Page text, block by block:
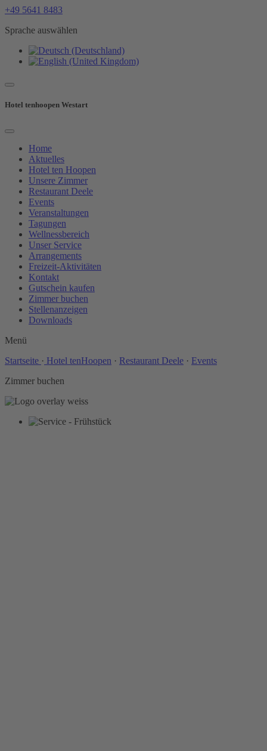
+49 5641 8483
Sprache auswählen
Hotel tenhoopen Westart
Home
Aktuelles
Hotel ten Hoopen
Unsere Zimmer
Restaurant Deele
Events
Veranstaltungen
Tagungen
Wellnessbereich
Unser Service
Arrangements
Freizeit-Aktivitäten
Kontakt
Gutschein kaufen
Zimmer buchen
Stellenanzeigen
Downloads
Menü
Startseite · Hotel tenHoopen · Restaurant Deele · Events
Zimmer buchen